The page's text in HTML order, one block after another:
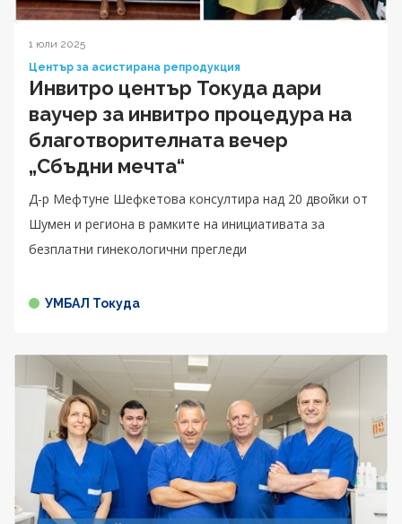
1 юли 2025
Център за асистирана репродукция
Инвитро център Токуда дари
ваучер за инвитро процедура на
благотворителнатa вечер
„Сбъдни мечта“
Д-р Мефтуне Шефкетова консултира над 20 двойки от
Шумен и региона в рамките на инициативата за
безплатни гинекологични прегледи
УМБАЛ Токуда